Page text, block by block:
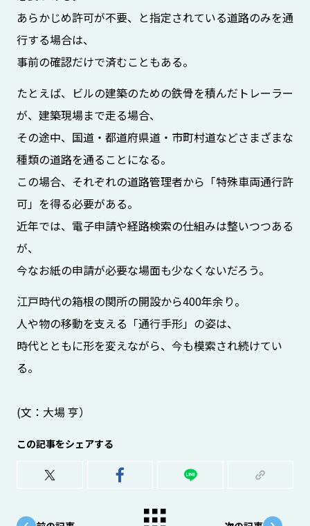
あらかじめ許可が不要、と指定されている道路のみを通
行する場合は、
事前の確認だけで済むこともある。
たとえば、ビルの建築のための鉄骨を積んだトレーラー
が、建築現場まで走る場合、
その途中、国道・都道府県道・市町村道などさまざまな
種類の道路を通ることになる。
この場合、それぞれの道路管理者から「特殊車両通行許
可」を得る必要がある。
近年では、電子申請や経路検索の仕組みは整いつつある
が、
今なお紙の申請が必要な場面も少なくないだろう。
江戸時代の箱根の関所の開設から400年余り。
人や物の移動を支える「通行手形」の姿は、
時代とともに形を変えながら、今も模索され続けてい
る。
(文：大場 亨）
この記事をシェアする